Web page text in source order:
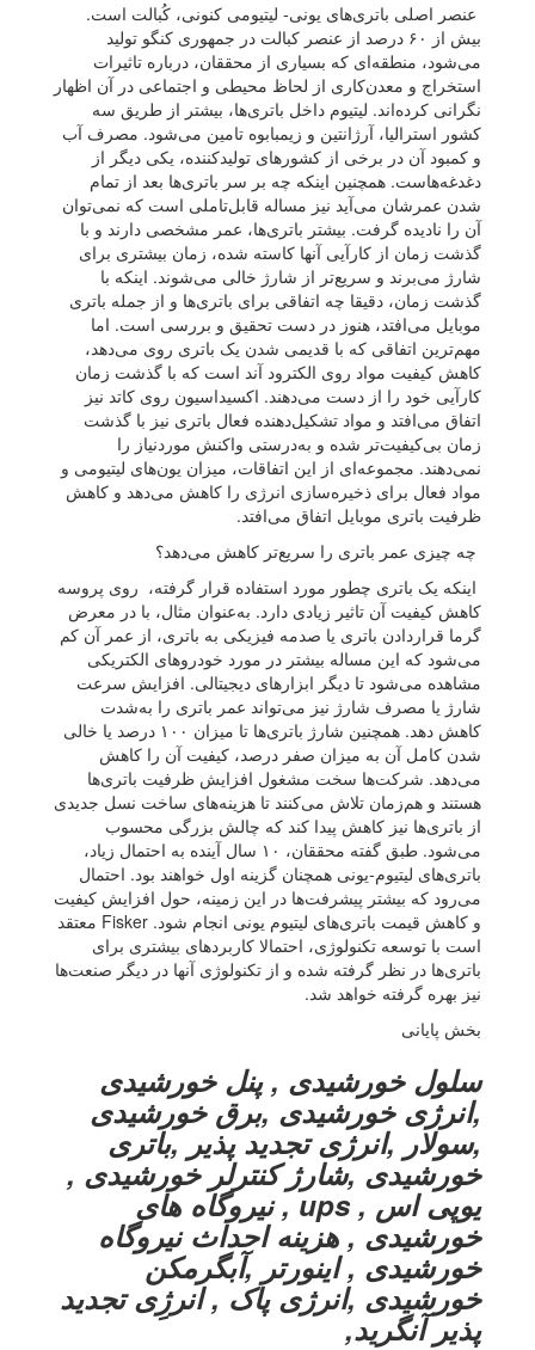
عنصر اصلی باتری‌های یونی- لیتیومی کنونی، کُبالت است.
بیش از ۶۰ درصد از عنصر کبالت در جمهوری کنگو تولید
می‌شود، منطقه‌ای که بسیاری از محققان، درباره تاثیرات
استخراج و معدن‌کاری از لحاظ محیطی و اجتماعی در آن اظهار
نگرانی کرده‌اند. لیتیوم داخل باتری‌ها، بیشتر از طریق سه
کشور استرالیا، آرژانتین و زیمبابوه تامین می‌شود. مصرف آب
و کمبود آن در برخی از کشورهای تولید‌کننده، یکی دیگر از
دغدغه‌هاست. همچنین اینکه چه بر سر باتری‌ها بعد از تمام
شدن عمرشان می‌آید نیز مساله قابل‌تاملی است که نمی‌توان
آن را نادیده گرفت. بیشتر باتری‌ها، عمر مشخصی دارند و با
گذشت زمان از کارآیی آنها کاسته شده، زمان بیشتری برای
شارژ می‌برند و سریع‌تر از شارژ خالی می‌شوند. اینکه با
گذشت زمان، دقیقا چه اتفاقی برای باتری‌ها و از جمله باتری
موبایل می‌افتد، هنوز در دست تحقیق و بررسی است. اما
مهم‌ترین اتفاقی که با قدیمی شدن یک باتری روی می‌دهد،
کاهش کیفیت مواد روی الکترود آند است که با گذشت زمان
کارآیی خود را از دست می‌دهند. اکسیداسیون روی کاتد نیز
اتفاق می‌افتد و مواد تشکیل‌دهنده فعال باتری نیز با گذشت
زمان بی‌کیفیت‌تر شده و به‌درستی واکنش موردنیاز را
نمی‌دهند. مجموعه‌ای از این اتفاقات، میزان یون‌های لیتیومی و
مواد فعال برای ذخیره‌سازی انرژی را کاهش می‌دهد و کاهش
ظرفیت باتری موبایل اتفاق می‌افتد.
چه چیزی عمر باتری را سریع‌تر کاهش می‌دهد؟
اینکه یک باتری چطور مورد استفاده قرار گرفته، روی پروسه
کاهش کیفیت آن تاثیر زیادی دارد. به‌عنوان مثال، با در معرض
گرما قراردادن باتری یا صدمه فیزیکی به باتری، از عمر آن کم
می‌شود که این مساله بیشتر در مورد خودروهای الکتریکی
مشاهده می‌شود تا دیگر ابزارهای دیجیتالی. افزایش سرعت
شارژ یا مصرف شارژ نیز می‌تواند عمر باتری را به‌شدت
کاهش دهد. همچنین شارژ باتری‌ها تا میزان ۱۰۰ درصد یا خالی
شدن کامل آن به میزان صفر درصد، کیفیت آن را کاهش
می‌دهد. شرکت‌ها سخت مشغول افزایش ظرفیت باتری‌ها
هستند و هم‌زمان تلاش می‌کنند تا هزینه‌های ساخت نسل جدیدی
از باتری‌ها نیز کاهش پیدا کند که چالش بزرگی محسوب
می‌شود. طبق گفته محققان، ۱۰ سال آینده به احتمال زیاد،
باتری‌های لیتیوم-یونی همچنان گزینه اول خواهند بود. احتمال
می‌رود که بیشتر پیشرفت‌ها در این زمینه، حول افزایش کیفیت
و کاهش قیمت باتری‌های لیتیوم یونی انجام شود. Fisker معتقد
است با توسعه تکنولوژی، احتمالا کاربردهای بیشتری برای
باتری‌ها در نظر گرفته شده و از تکنولوژی آنها در دیگر صنعت‌ها
نیز بهره گرفته خواهد شد.
بخش پایانی
سلول خورشیدی , پنل خورشیدی
,انرژی خورشیدی ,برق خورشیدی
,سولار ,انرژی تجدید پذیر ,باتری
خورشیدی ,شارژ کنترلر خورشیدی ,
یوپی اس , ups , نیروگاه های
خورشیدی , هزینه احداث نیروگاه
خورشیدی , اینورتر ,آبگرمکن
خورشیدی ,انرژی پاک , انرژِی تجدید
پذیر آنگرید,